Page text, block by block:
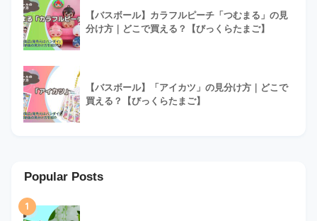
【バスボール】カラフルピーチ「つむまる」の見
分け方｜どこで買える？【びっくらたまご】
【バスボール】「アイカツ」の見分け方｜どこで
買える？【びっくらたまご】
Popular Posts
1